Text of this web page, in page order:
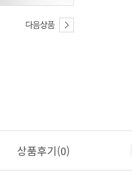
상품후기(0)